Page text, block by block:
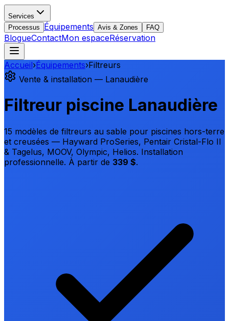
Services
Processus
Équipements Avis & Zones FAQ
BlogueContactMon espaceRéservation
Accueil›Équipements›Filtreurs
Vente & installation — Lanaudière
Filtreur piscine Lanaudière
15 modèles de filtreurs au sable pour piscines hors-terre
et creusées — Hayward ProSeries, Pentair Cristal-Flo II
& Tagelus, MOOV, Olympic, Helios. Installation
professionnelle. À partir de 339 $.